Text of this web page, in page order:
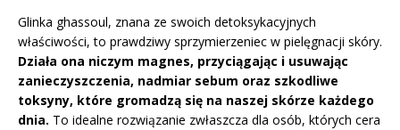
Glinka ghassoul, znana ze swoich detoksykacyjnych
właściwości, to prawdziwy sprzymierzeniec w pielęgnacji skóry.
Działa ona niczym magnes, przyciągając i usuwając
zanieczyszczenia, nadmiar sebum oraz szkodliwe
toksyny, które gromadzą się na naszej skórze każdego
dnia. To idealne rozwiązanie zwłaszcza dla osób, których cera